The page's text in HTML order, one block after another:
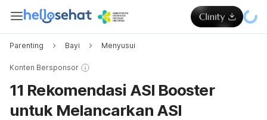
Parenting Bayi Menyusui
Konten Bersponsor
11 Rekomendasi ASI Booster
untuk Melancarkan ASI